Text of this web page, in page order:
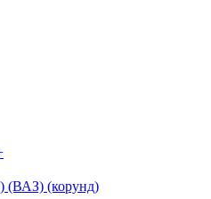
(ВАЗ) (корунд)